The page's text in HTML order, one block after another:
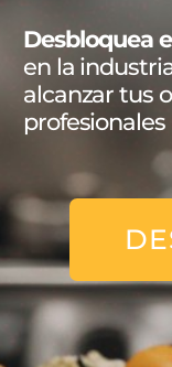
Desbloquea
en la
alcanzar tus
profesionales